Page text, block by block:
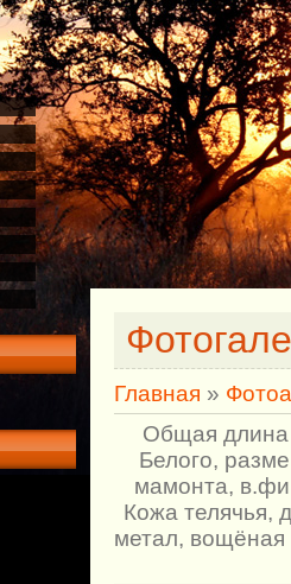
Главная »
Общая длина
Белого,
мамонта,
Кожа телячья,
метал, вощёная